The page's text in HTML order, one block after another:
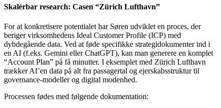
Skalérbar research: Casen “Zürich Lufthavn”
For at konkretisere potentialet har Søren udviklet en proces, der
beriger virksomhedens Ideal Customer Profile (ICP) med
dybdegående data. Ved at føde specifikke strategidokumenter ind i
en AI (f.eks. Gemini eller ChatGPT), kan man generere en komplet
“Account Plan” på få minutter. I eksemplet med Zürich Lufthavn
trækker AI’en data på alt fra passagertal og ejerskabsstruktur til
governance-modeller og digital modenhed.
Processen fødes med følgende dokumentation: